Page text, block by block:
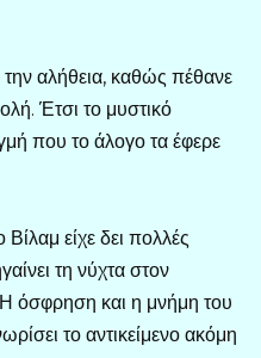
αλήθεια, καθώς πέθανε
Έτσι το μυστικό
που το άλογο τα έφερε
είχε δει πολλές
τη νύχτα στον
όσφρηση και η μνήμη του
το αντικείμενο ακόμη